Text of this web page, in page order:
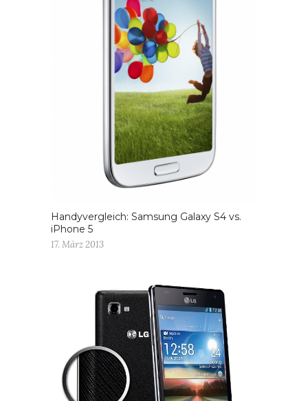
Handyvergleich: Samsung Galaxy S4 vs.
iPhone 5
17. März 2013